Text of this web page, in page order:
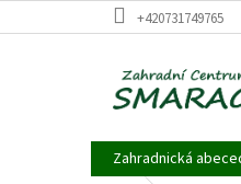
na
+420731749765
Zahradnická